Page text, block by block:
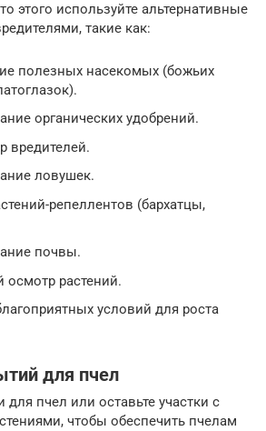
этого используйте альтернативные
такие как:
полезных насекомых (божьих
органических удобрений.
вредителей.
ловушек.
репеллентов (бархатцы,
почвы.
осмотр растений.
условий для роста
для пчел
пчел или оставьте участки с
чтобы обеспечить пчелам